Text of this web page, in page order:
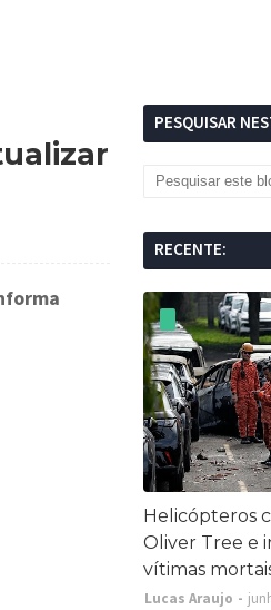
PESQUISAR
RECENTE:
Helicópteros
Oliver Tree e
vítimas
Lucas Araujo